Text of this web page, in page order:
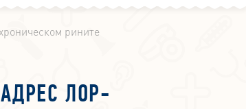
рините
АДРЕС ЛОР-